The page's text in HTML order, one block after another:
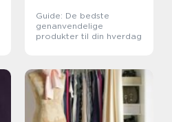
Guide: De bedste
genanvendelige
produkter til din hverdag